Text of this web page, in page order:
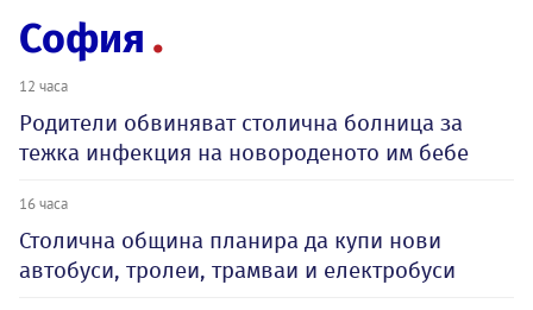
София
12 часа
Родители обвиняват столична болница за
тежка инфекция на новороденото им бебе
16 часа
Столична община планира да купи нови
автобуси, тролеи, трамваи и електробуси